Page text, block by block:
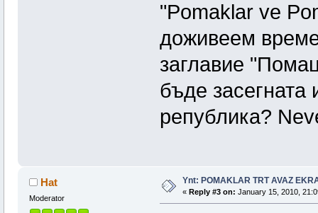
"Pomaklar ve
доживеем
заглавие
бъде
република?
Hat
Moderator
Ynt: POMAKLAR TRT AVAZ
« Reply #3 on: January 15, 2010,